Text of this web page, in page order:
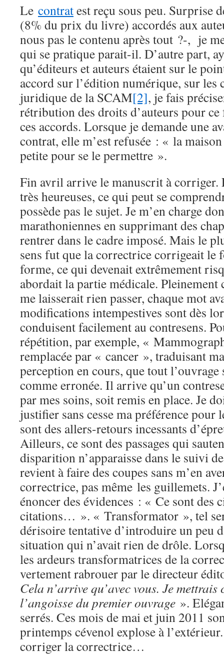
Le contratest reçu sous peu. Surprise
(8% du prix du livre) accordés aux
nous pas le contenu après tout ?-, je
qui se pratique parait-il. D’autre part,
qu’éditeurs et auteurs étaient sur le
accord sur l’édition numérique, sur les
juridique de la SCAM[2], je fais
rétribution des droits d’auteurs pour
ces accords. Lorsque je demande une
contrat, elle m’est refusée : « la
petite pour se le permettre ».
Fin avril arrive le manuscrit à corriger.
très heureuses, ce qui peut se
possède pas le sujet. Je m’en charge
marathoniennes en supprimant des
rentrer dans le cadre imposé. Mais le
sens fut que la correctrice corrigeait le
forme, ce qui devenait extrêmement
abordait la partie médicale. Pleinement
me laisserait rien passer, chaque mot
modifications intempestives sont dès
conduisent facilement au contresens.
répétition, par exemple, «
remplacée par « cancer », traduisant
perception en cours, que tout l’ouvrage
comme erronée. Il arrive qu’un
par mes soins, soit remis en place. Je
justifier sans cesse ma préférence
sont des allers-retours incessants
Ailleurs, ce sont des passages qui
disparition n’apparaisse dans le suivi
revient à faire des coupes sans m’en
correctrice, pas même les guillemets.
énoncer des évidences : « Ce sont des
citations… ». « Transformator », tel
dérisoire tentative d’introduire un peu
situation qui n’avait rien de drôle.
les ardeurs transformatrices de la
vertement rabrouer par le directeur
Cela n’arrive qu’avec vous. Je
l’angoisse du premier ouvrage ».
serrés. Ces mois de mai et juin 2011
printemps cévenol explose à
corriger la correctrice…